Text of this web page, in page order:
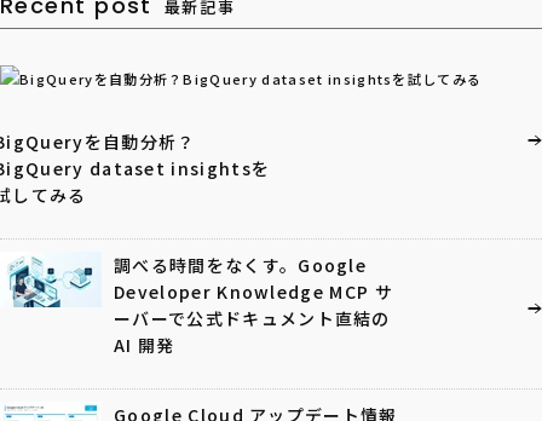
最新記事
を自動分析？
dataset insightsを
してみる
調べる時間をなくす。Google
Developer Knowledge MCP サ
ーバーで公式ドキュメント直結の
AI 開発
Google Cloud アップデート情報